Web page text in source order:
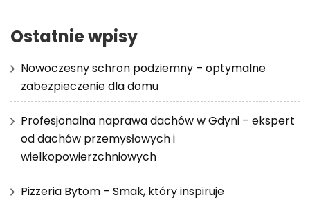
Ostatnie wpisy
Nowoczesny schron podziemny – optymalne
zabezpieczenie dla domu
Profesjonalna naprawa dachów w Gdyni – ekspert
od dachów przemysłowych i
wielkopowierzchniowych
Pizzeria Bytom – Smak, który inspiruje